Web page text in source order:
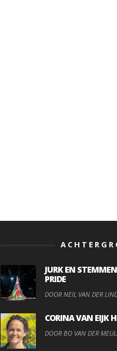
JURK EN
PRIDE
DOOR NEIL VAN DER
CORINA VAN EIJK
DOOR BO VAN DER